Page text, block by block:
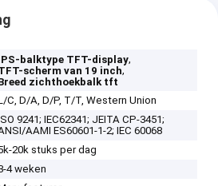
balktype TFT-display,
scherm van 19 inch,
zichthoekbalk tft
C, D/A, D/P, T/T, Western Union
9241; IEC62341; JEITA CP-3451;
AAMI ES60601-1-2; IEC 60068
20k stuks per dag
4 weken